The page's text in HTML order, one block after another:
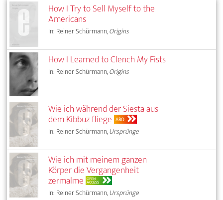
How I Try to Sell Myself to the
Americans
In: Reiner Schürmann,Origins
How I Learned to Clench My Fists
In: Reiner Schürmann,Origins
Wie ich während der Siesta aus
dem Kibbuz fliege ABO
In: Reiner Schürmann,Ursprünge
Wie ich mit meinem ganzen
Körper die Vergangenheit
zermalme OPEN
ACCESS
In: Reiner Schürmann,Ursprünge